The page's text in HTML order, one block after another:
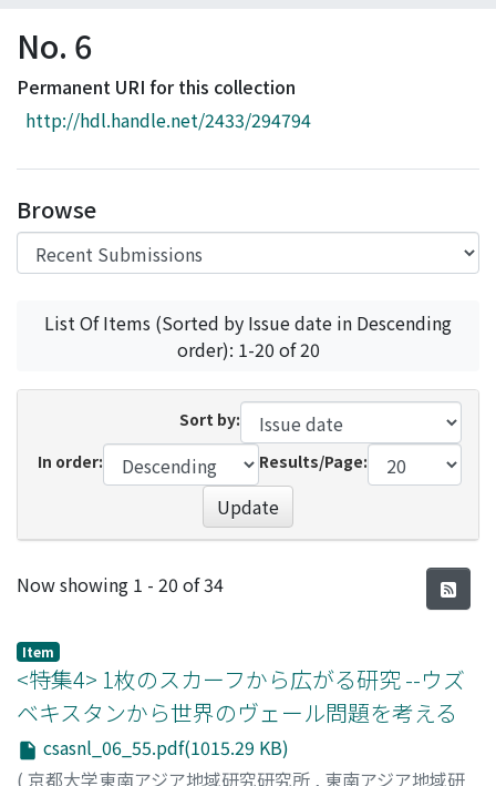
Browse
Download Ranking
Access Statistics
No. 6
Permanent URI for this collection
http://hdl.handle.net/2433/294794
Browse
List Of Items (Sorted by Issue date in Descending
order): 1-20 of 20
Sort by:
In order:
Results/Page:
Update
Recent Submissions
Now showing 1 - 20 of 34
Item
<特集4> 1枚のスカーフから広がる研究 --ウズ
ベキスタンから世界のヴェール問題を考える
csasnl_06_55.pdf(1015.29 KB)
( 京都大学東南アジア地域研究研究所 , 東南アジア地域研